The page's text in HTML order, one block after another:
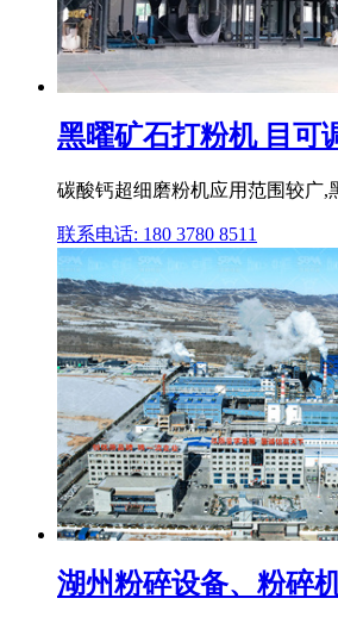
黑曜矿石打粉机 目可
碳酸钙超细磨粉机应用范围较广,
联系电话: 180 3780 8511
湖州粉碎设备、粉碎